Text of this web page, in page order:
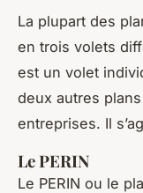
La plupart des
en trois volets
est un volet
deux autres
entreprises. Il
Le PERIN
Le PERIN ou le